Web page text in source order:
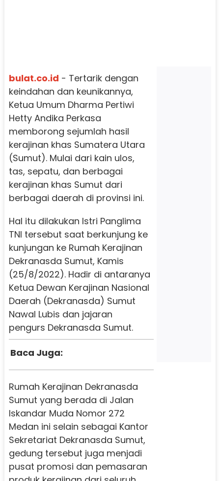
bulat.co.id - Tertarik dengan
keindahan dan keunikannya,
Ketua Umum Dharma Pertiwi
Hetty Andika Perkasa
memborong sejumlah hasil
kerajinan khas Sumatera Utara
(Sumut). Mulai dari kain ulos,
tas, sepatu, dan berbagai
kerajinan khas Sumut dari
berbagai daerah di provinsi ini.
Hal itu dilakukan Istri Panglima
TNI tersebut saat berkunjung ke
kunjungan ke Rumah Kerajinan
Dekranasda Sumut, Kamis
(25/8/2022). Hadir di antaranya
Ketua Dewan Kerajinan Nasional
Daerah (Dekranasda) Sumut
Nawal Lubis dan jajaran
pengurs Dekranasda Sumut.
Baca Juga:
Rumah Kerajinan Dekranasda
Sumut yang berada di Jalan
Iskandar Muda Nomor 272
Medan ini selain sebagai Kantor
Sekretariat Dekranasda Sumut,
gedung tersebut juga menjadi
pusat promosi dan pemasaran